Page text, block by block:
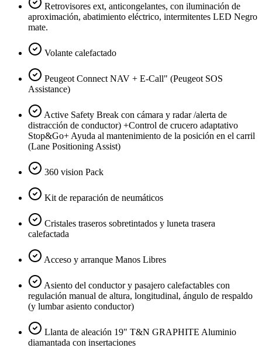
Retrovisores ext, anticongelantes, con iluminación de
aproximación, abatimiento eléctrico, intermitentes LED Negro
mate.
Volante calefactado
Peugeot Connect NAV + E-Call" (Peugeot SOS
Assistance)
Active Safety Break con cámara y radar /alerta de
distracción de conductor) +Control de crucero adaptativo
Stop&Go+ Ayuda al mantenimiento de la posición en el carril
(Lane Positioning Assist)
360 vision Pack
Kit de reparación de neumáticos
Cristales traseros sobretintados y luneta trasera
calefactada
Acceso y arranque Manos Libres
Asiento del conductor y pasajero calefactables con
regulación manual de altura, longitudinal, ángulo de respaldo
(y lumbar asiento conductor)
Llanta de aleación 19" T&N GRAPHITE Aluminio
diamantada con insertaciones